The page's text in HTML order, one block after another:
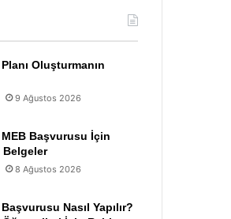
Oluşturmanın
9 Ağustos 2026
Başvurusu İçin
Belgeler
8 Ağustos 2026
Nasıl Yapılır?